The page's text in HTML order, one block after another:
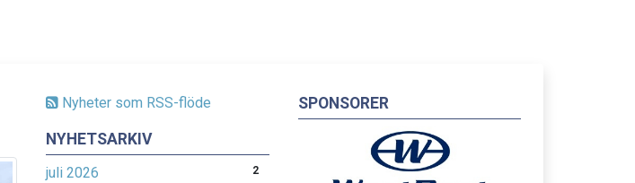
Nyheter som RSS-flöde
NYHETSARKIV
juli 2026 2
SPONSORER